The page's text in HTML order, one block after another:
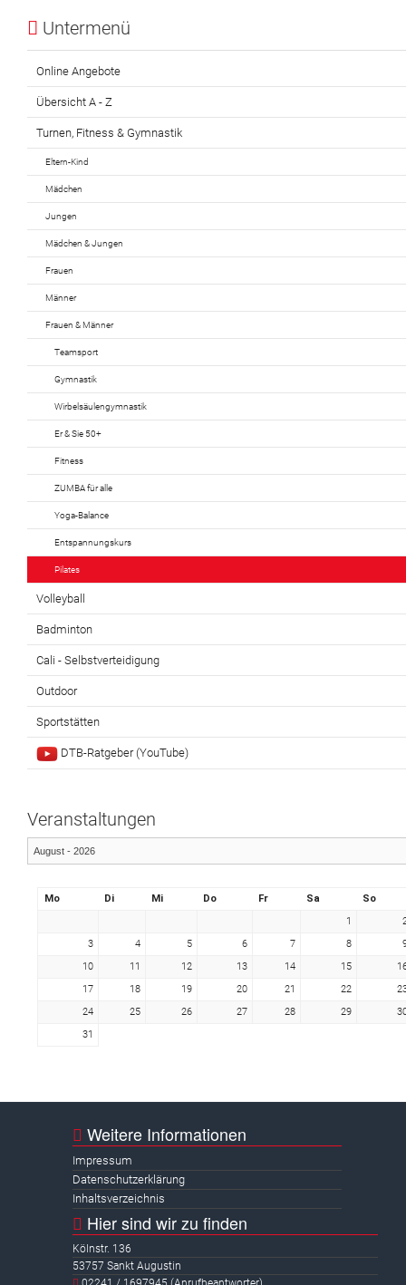
Untermenü
Online Angebote
Übersicht A - Z
Turnen, Fitness & Gymnastik
Eltern-Kind
Mädchen
Jungen
Mädchen & Jungen
Frauen
Männer
Frauen & Männer
Teamsport
Gymnastik
Wirbelsäulengymnastik
Er & Sie 50+
Fitness
ZUMBA für alle
Yoga-Balance
Entspannungskurs
Pilates
Volleyball
Badminton
Cali - Selbstverteidigung
Outdoor
Sportstätten
DTB-Ratgeber (YouTube)
Veranstaltungen
Mo Di Mi Do Fr Sa
So
1
3
4 5 6 7 8
10
11 12 13 14 15
17
18 19 20 21 22
24
25 26 27 28 29
31
Weitere Informationen
Impressum
Datenschutzerklärung
Inhaltsverzeichnis
Hier sind wir zu finden
Kölnstr. 136
53757 Sankt Augustin